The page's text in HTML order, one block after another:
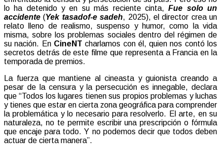
lo ha detenido y en su más reciente cinta,Fue solo un
accidente (Yek tasadof-e sadeh, 2025), el director crea un
relato lleno de realismo, suspenso y humor, como la vida
misma, sobre los problemas sociales dentro del régimen de
su nación. En CineNT charlamos con él, quien nos contó los
secretos detrás de este filme que representa a Francia en la
temporada de premios.
La fuerza que mantiene al cineasta y guionista creando a
pesar de la censura y la persecución es innegable, declara
que “Todos los lugares tienen sus propios problemas y luchas
y tienes que estar en cierta zona geográfica para comprender
la problemática y lo necesario para resolverlo. El arte, en su
naturaleza, no te permite escribir una prescripción o fórmula
que encaje para todo. Y no podemos decir que todos deben
actuar de cierta manera”.